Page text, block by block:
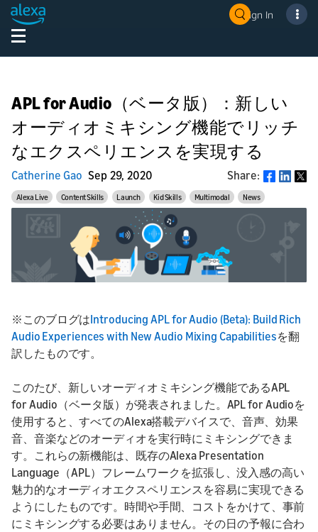
Sign In
APL for Audio（ベータ版）：新しい
オーディオミキシング機能でリッチ
なエクスペリエンスを実現する
Catherine Gao Sep 29, 2020 Share: Share
Alexa Live Content Skills Launch Kid Skills Multimodal News
※このブログはIntroducing APL for Audio (Beta): Build Rich
Audio Experiences with New Audio Mixing Capabilitiesを翻
訳したものです。
このたび、新しいオーディオミキシング機能であるAPL
for Audio（ベータ版）が発表されました。APL for Audioを
使用すると、すべてのAlexa搭載デバイスで、音声、効果
音、音楽などのオーディオを実行時にミキシングできま
す。これらの新機能は、既存のAlexa Presentation
Language（APL）フレームワークを拡張し、没入感の高い
魅力的なオーディオエクスペリエンスを容易に実現できる
ようにしたものです。時間や手間、コストをかけて、事前
にミキシングする必要はありません。その日の予報に合わ